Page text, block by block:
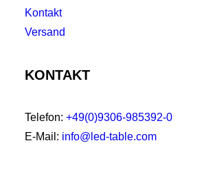
Kontakt
Versand
KONTAKT
Telefon: +49(0)9306-985392-0
E-Mail: info@led-table.com